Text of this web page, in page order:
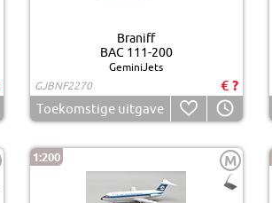
Braniff
BAC 111-200
GeminiJets
GJBNF2270
€ ?
Toekomstige uitgave
1:200 M